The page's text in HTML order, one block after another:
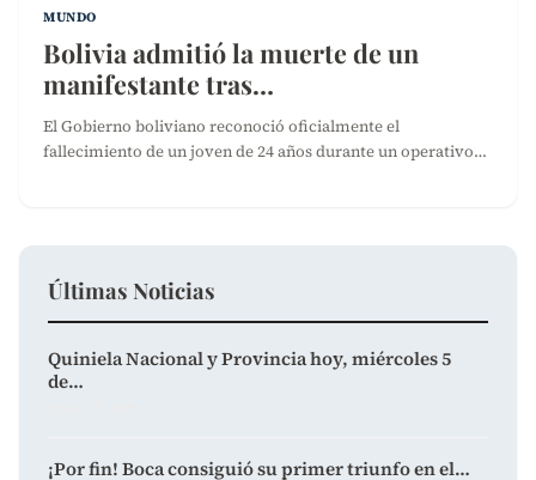
MUNDO
Bolivia admitió la muerte de un
manifestante tras…
El Gobierno boliviano reconoció oficialmente el
fallecimiento de un joven de 24 años durante un operativo…
Últimas Noticias
Quiniela Nacional y Provincia hoy, miércoles 5
de…
¡Por fin! Boca consiguió su primer triunfo en el…